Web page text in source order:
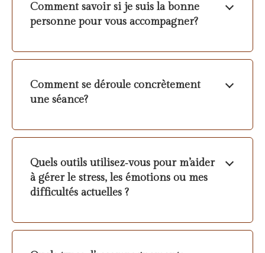
Comment savoir si je suis la bonne
personne pour vous accompagner?
Comment se déroule concrètement
une séance?
Quels outils utilisez‑vous pour m’aider
à gérer le stress, les émotions ou mes
difficultés actuelles ?